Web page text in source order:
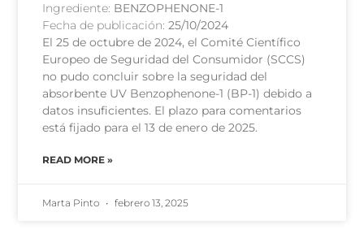
Ingrediente: BENZOPHENONE-1
Fecha de publicación:25/10/2024
El 25 de octubre de 2024, el Comité Científico
Europeo de Seguridad del Consumidor (SCCS)
no pudo concluir sobre la seguridad del
absorbente UV Benzophenone-1 (BP-1) debido a
datos insuficientes. El plazo para comentarios
está fijado para el 13 de enero de 2025.
READ MORE »
Marta Pinto febrero 13, 2025